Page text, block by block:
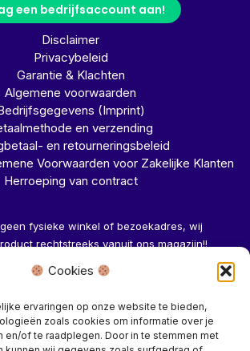
Cookies
ervaringen op onze website te bieden,
zoals cookies om informatie over je
en/of te raadplegen. Door in te stemmen met
een bedrijfsaccount aan!
Disclaimer
Privacybeleid
Garantie & Klachten
Algemene voorwaarden
(Imprint)
en verzending
en retourneringsbeleid
Voorwaarden voor Zakelijke Klanten
Herroeping van contract
fysieke winkel of bezoekadres, wij
rechtstreeks vanuit ons magazijn!!
aanvragen →